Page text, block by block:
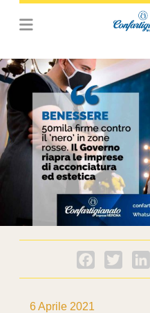
Facebook
Twitter
6 Aprile 2021